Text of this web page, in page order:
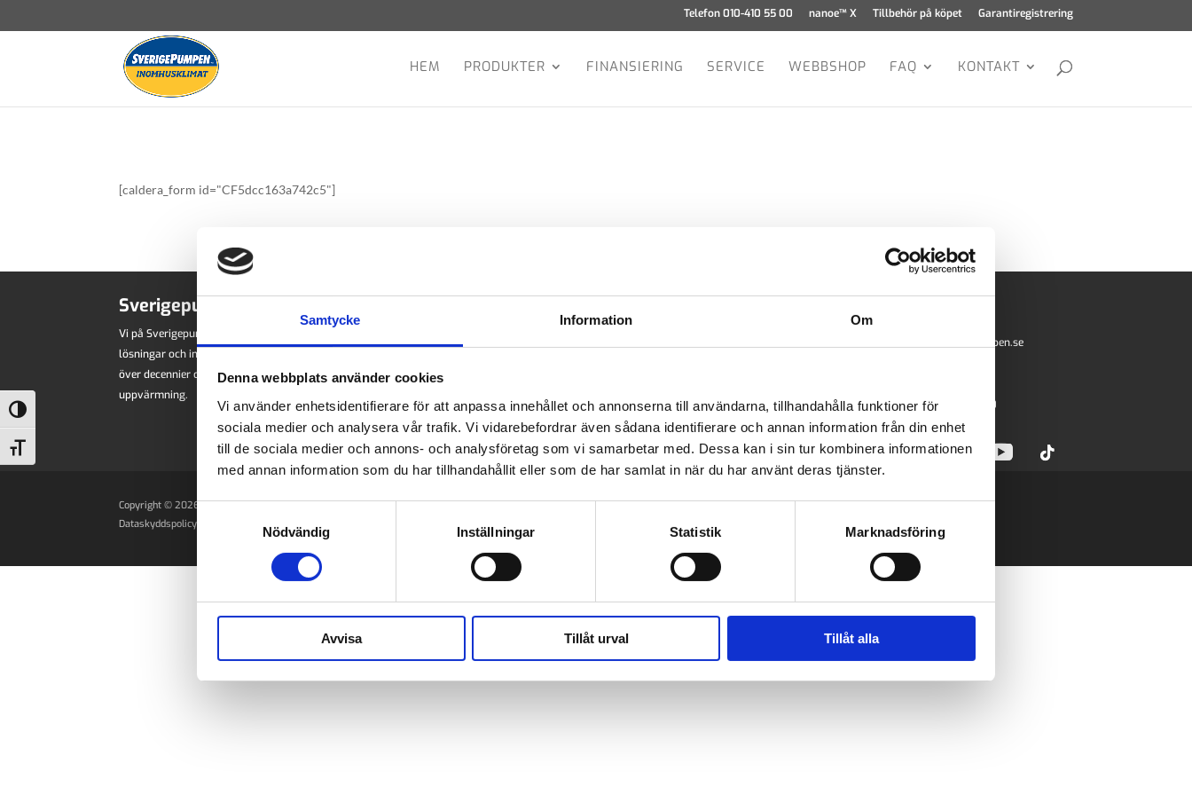
Slå på/av hög kontrast
Slå på/av textstorlek
Samtycke Information Om
Denna webbplats använder cookies
Vi använder enhetsidentifierare för att anpassa innehållet och annonserna till användarna, tillhandahålla funktioner för
sociala medier och analysera vår trafik. Vi vidarebefordrar även sådana identifierare och annan information från din enhet
till de sociala medier och annons- och analysföretag som vi samarbetar med. Dessa kan i sin tur kombinera informationen
med annan information som du har tillhandahållit eller som de har samlat in när du har använt deras tjänster.
Samtyckesval
Nödvändig
Inställningar Statistik Marknadsföring
Avvisa Tillåt urval Tillåt alla
Telefon 010-410 55 00 nanoe™ X Tillbehör på köpet Garantiregistrering
HEM PRODUKTER FINANSIERING SERVICE WEBBSHOP FAQ KONTAKT
[caldera_form id="CF5dcc163a742c5"]
Sverigepumpen
Vi på Sverigepumpen har tillsammans med Sveriges ledande installatörer skapat unika
lösningar och installerat värmepumpar i över 300 000 hushåll. Vår erfarenhet sträcker sig
över decennier och vi erbjuder kompetens och trygghet i ditt val av inomhusklimat och
uppvärmning.
Hitta din återförsäljare
Garanti & Trygghetsförsäkring
kundtjanst@sverigepumpen.se
Mån-Fre kl. 07:30 – 16:30
Copyright © 2026 Sverigepumpen
Dataskyddspolicy